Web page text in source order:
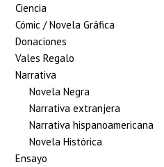
Ciencia
Cómic / Novela Gráfica
Donaciones
Vales Regalo
Narrativa
Novela Negra
Narrativa extranjera
Narrativa hispanoamericana
Novela Histórica
Ensayo